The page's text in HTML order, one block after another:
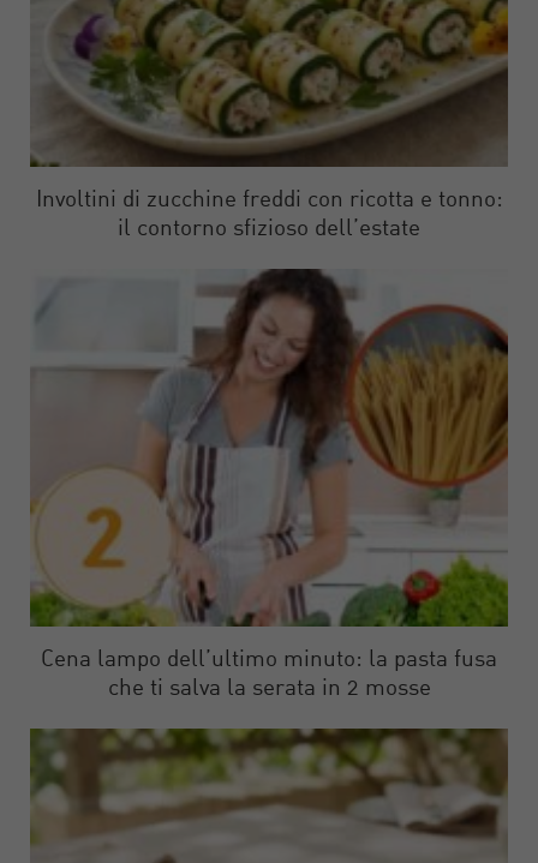
Involtini di zucchine freddi con ricotta e tonno:
il contorno sfizioso dell’estate
Cena lampo dell’ultimo minuto: la pasta fusa
che ti salva la serata in 2 mosse